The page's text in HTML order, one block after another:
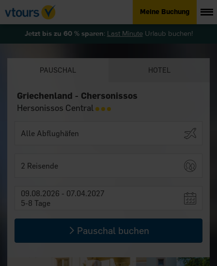
Meine Buchung
Jetzt bis zu 60 % sparen: Last MinuteUrlaub buchen!
PAUSCHAL HOTEL
Griechenland - Chersonissos
Hersonissos Central
2 Reisende
09.08.2026 - 07.04.2027
5-8 Tage
Pauschal buchen